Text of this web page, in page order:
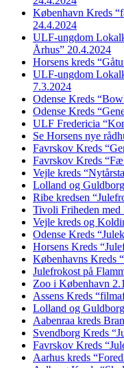
København Kreds
24.4.2024
ULF-ungdom
Århus” 20.4.2024
Horsens kreds
ULF-ungdom
7.3.2024
Odense Kreds
Odense Kreds
ULF Fredericia
Se Horsens nye
Favrskov Kreds
Favrskov Kreds
Vejle kreds
Lolland og
Ribe kredsen
Tivoli Friheden
Vejle kreds og
Odense Kreds
Horsens Kreds
Københavns Kreds
Julefrokost på
Zoo i København
Assens Kreds
Lolland og
Aabenraa kreds
Svendborg Kreds
Favrskov Kreds
Aarhus kreds